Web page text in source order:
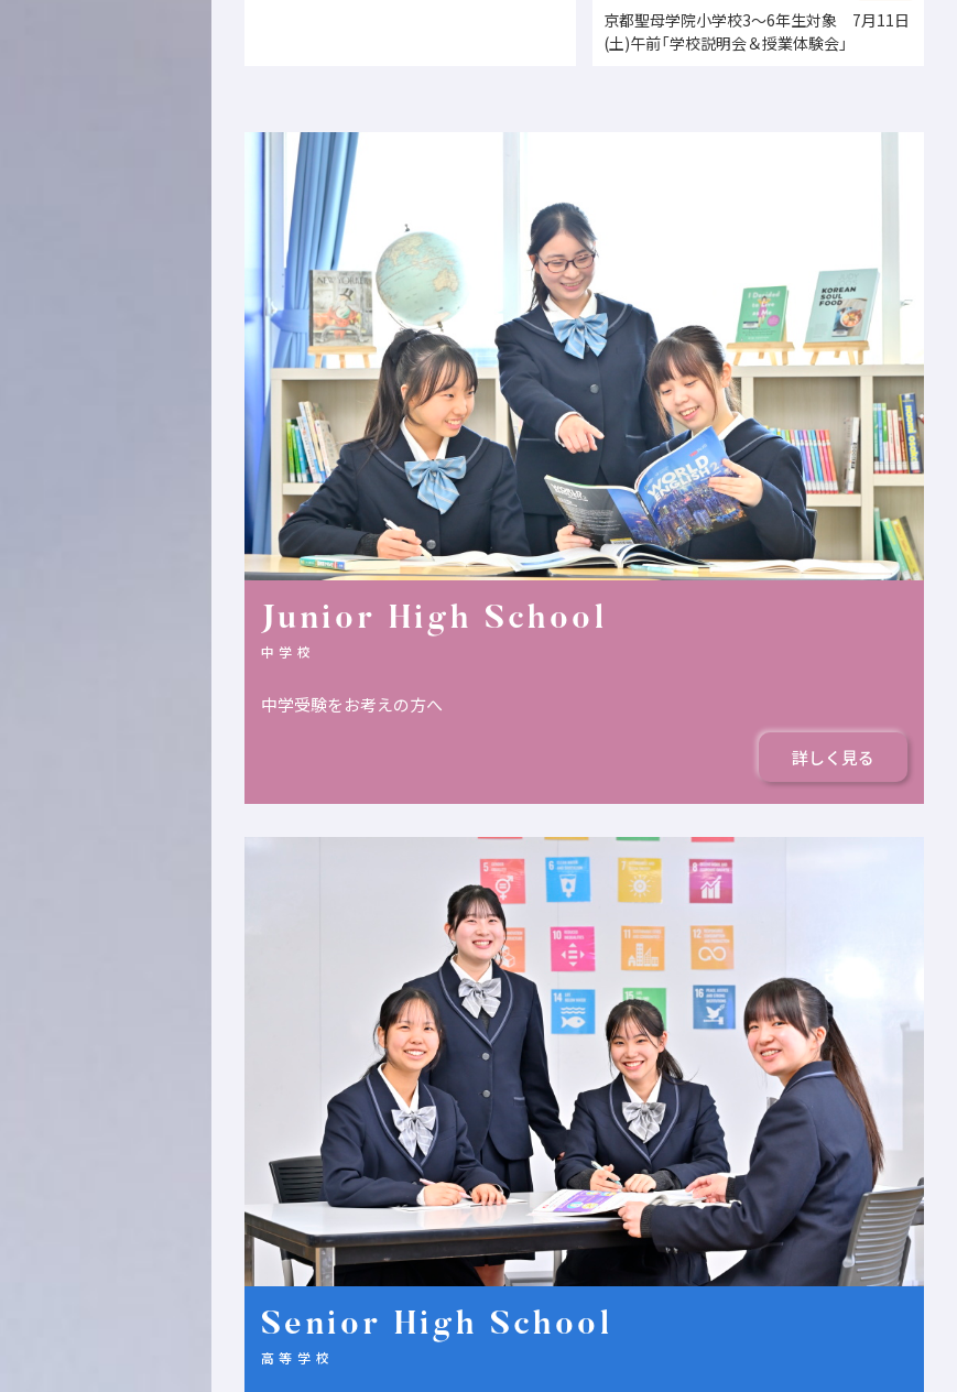
京都聖母学院小学校3～6年生対象 7月11日
(土)午前「学校説明会＆授業体験会」
Junior High School
中学校
中学受験をお考えの方へ
詳しく見る
Senior High School
高等学校